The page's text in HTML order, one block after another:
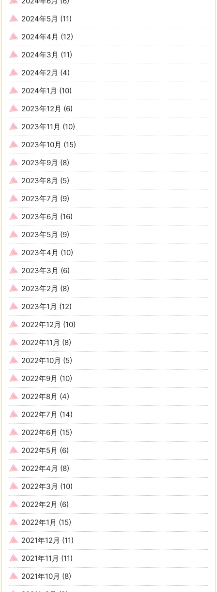
2024年5月 (11)
2024年4月 (12)
2024年3月 (11)
2024年2月 (4)
2024年1月 (10)
2023年12月 (6)
2023年11月 (10)
2023年10月 (15)
2023年9月 (8)
2023年8月 (5)
2023年7月 (9)
2023年6月 (16)
2023年5月 (9)
2023年4月 (10)
2023年3月 (6)
2023年2月 (8)
2023年1月 (12)
2022年12月 (10)
2022年11月 (8)
2022年10月 (5)
2022年9月 (10)
2022年8月 (4)
2022年7月 (14)
2022年6月 (15)
2022年5月 (6)
2022年4月 (8)
2022年3月 (10)
2022年2月 (6)
2022年1月 (15)
2021年12月 (11)
2021年11月 (11)
2021年10月 (8)